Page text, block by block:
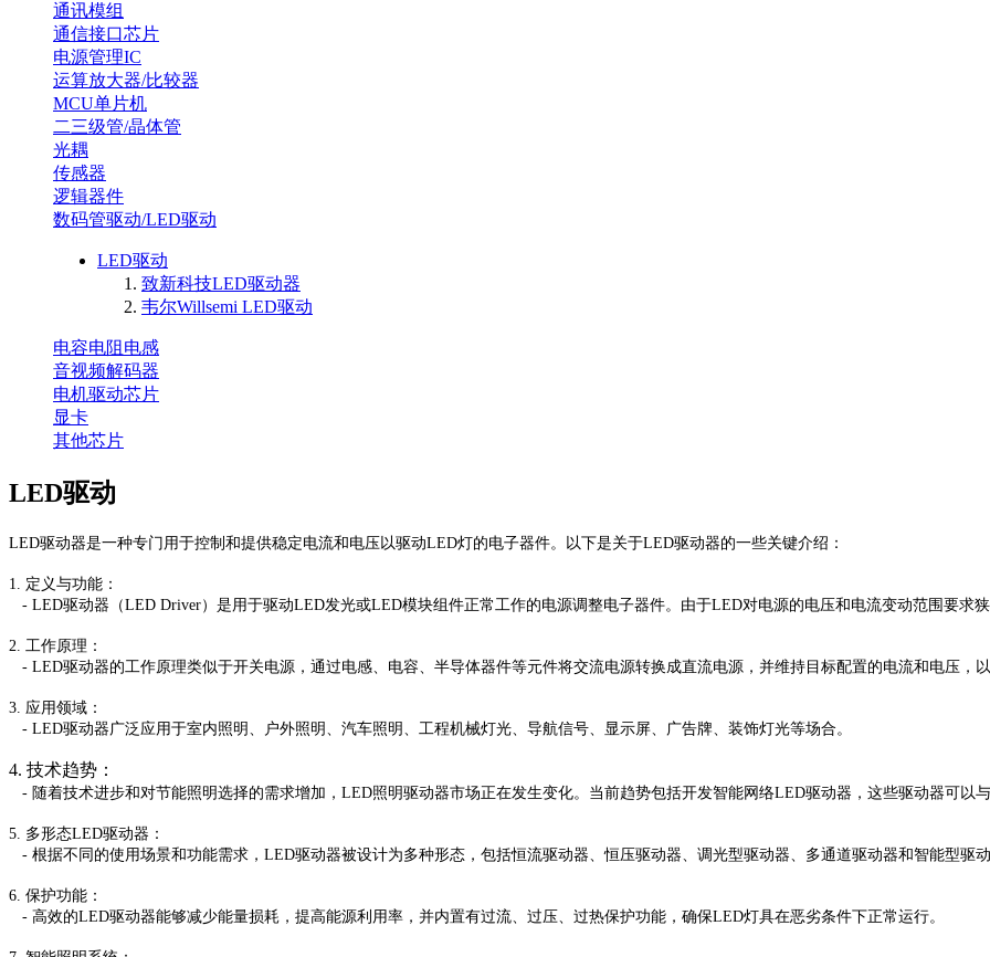
通讯模组
通信接口芯片
电源管理IC
运算放大器/比较器
MCU单片机
二三级管/晶体管
光耦
传感器
逻辑器件
数码管驱动/LED驱动
LED驱动
致新科技LED驱动器
韦尔Willsemi LED驱动
电容电阻电感
音视频解码器
电机驱动芯片
显卡
其他芯片
LED驱动
LED驱动器是一种专门用于控制和提供稳定电流和电压以驱动LED灯的电子器件。以下是关于LED驱动器的一些关键介绍：
1. 定义与功能：
- LED驱动器（LED Driver）是用于驱动LED发光或LED模块组件正常工作的电源调整电子器件。由于LED对电源的电压和电流变动范围要求
2. 工作原理：
- LED驱动器的工作原理类似于开关电源，通过电感、电容、半导体器件等元件将交流电源转换成直流电源，并维持目标配置的电流和电压，
3. 应用领域：
- LED驱动器广泛应用于室内照明、户外照明、汽车照明、工程机械灯光、导航信号、显示屏、广告牌、装饰灯光等场合。
4. 技术趋势：
- 随着技术进步和对节能照明选择的需求增加，LED照明驱动器市场正在发生变化。当前趋势包括开发智能网络LED驱动器，这些驱动器可以
5. 多形态LED驱动器：
- 根据不同的使用场景和功能需求，LED驱动器被设计为多种形态，包括恒流驱动器、恒压驱动器、调光型驱动器、多通道驱动器和智能型驱
6. 保护功能：
- 高效的LED驱动器能够减少能量损耗，提高能源利用率，并内置有过流、过压、过热保护功能，确保LED灯具在恶劣条件下正常运行。